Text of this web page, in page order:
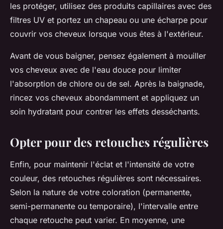
les protéger, utilisez des produits capillaires avec des
filtres UV et portez un chapeau ou une écharpe pour
couvrir vos cheveux lorsque vous êtes à l'extérieur.
Avant de vous baigner, pensez également à mouiller
vos cheveux avec de l'eau douce pour limiter
l'absorption de chlore ou de sel. Après la baignade,
rincez vos cheveux abondamment et appliquez un
soin hydratant pour contrer les effets desséchants.
Opter pour des retouches régulières
Enfin, pour maintenir l'éclat et l'intensité de votre
couleur, des retouches régulières sont nécessaires.
Selon la nature de votre coloration (permanente,
semi-permanente ou temporaire), l'intervalle entre
chaque retouche peut varier. En moyenne, une